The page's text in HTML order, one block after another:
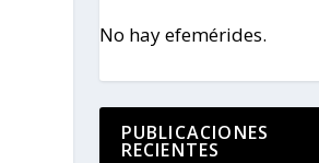
No hay efemérides.
PUBLICACIONES
RECIENTES